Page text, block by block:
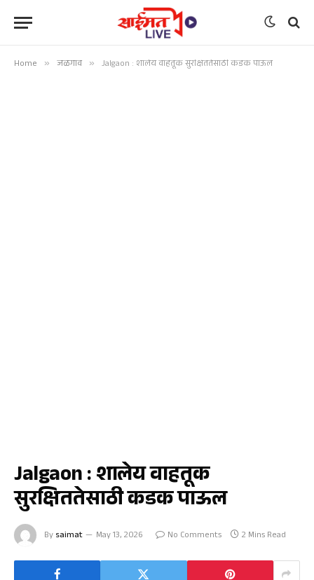
Home » जळगाव » Jalgaon : शालेय वाहतूक सुरक्षिततेसाठी कडक पाऊल
Jalgaon : शालेय वाहतूक
सुरक्षिततेसाठी कडक पाऊल
By saimat May 13, 2026 No Comments 2 Mins Read